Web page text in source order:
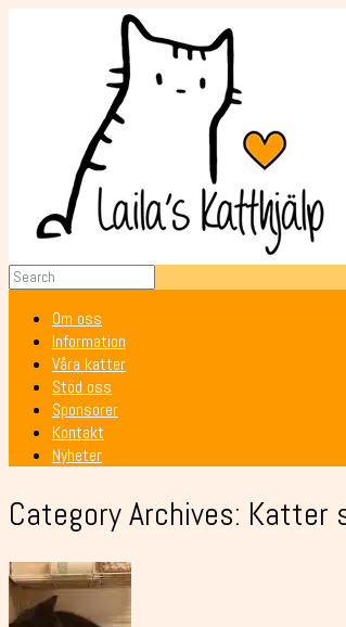
Om oss
Information
Våra katter
Stöd oss
Sponsorer
Kontakt
Nyheter
Category Archives: Katter